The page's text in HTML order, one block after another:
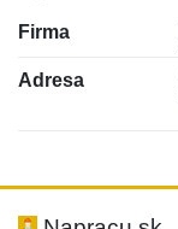
Firma
Adresa
Hodnotenie:
Meno: